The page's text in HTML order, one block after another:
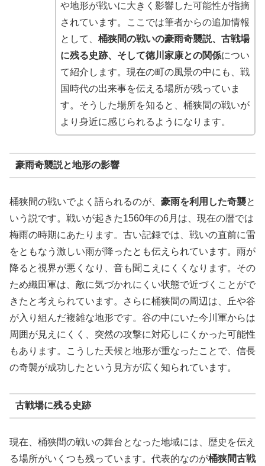
や地形が戦いに大きく影響した可能性が指摘
されています。ここでは筆者からの追加情報
として、 桶狭間の戦いの豪雨奇襲説、古戦場
に残る史跡、そして徳川家康との関係につい
て紹介します。現在の町の風景の中にも、戦
国時代の出来事を伝える場所が残っていま
す。そうした場所を知ると、桶狭間の戦いが
より身近に感じられるようになります。
豪雨奇襲説と地形の影響
桶狭間の戦いでよく語られるのが、 豪雨を利用した奇襲と
いう説です。戦いが起きた1560年の6月は、現在の暦では
梅雨の時期にあたります。古い記録では、戦いの直前に雷
をともなう激しい雨が降ったとも伝えられています。雨が
降ると視界が悪くなり、音も聞こえにくくなります。その
ため織田軍は、敵に気づかれにくい状態で近づくことがで
きたと考えられています。さらに桶狭間の周辺は、丘や谷
が入り組んだ複雑な地形です。谷の中にいた今川軍からは
周囲が見えにくく、突然の攻撃に対応しにくかった可能性
もあります。こうした天候と地形が重なったことで、信長
の奇襲が成功したという見方が広く知られています。
古戦場に残る史跡
現在、桶狭間の戦いの舞台となった地域には、歴史を伝え
る場所がいくつも残っています。代表的なのが桶狭間古戦